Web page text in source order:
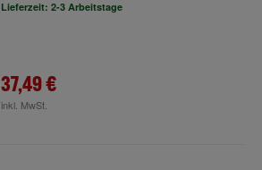
Lieferzeit: 2-3 Arbeitstage
37,49 €
inkl. MwSt.